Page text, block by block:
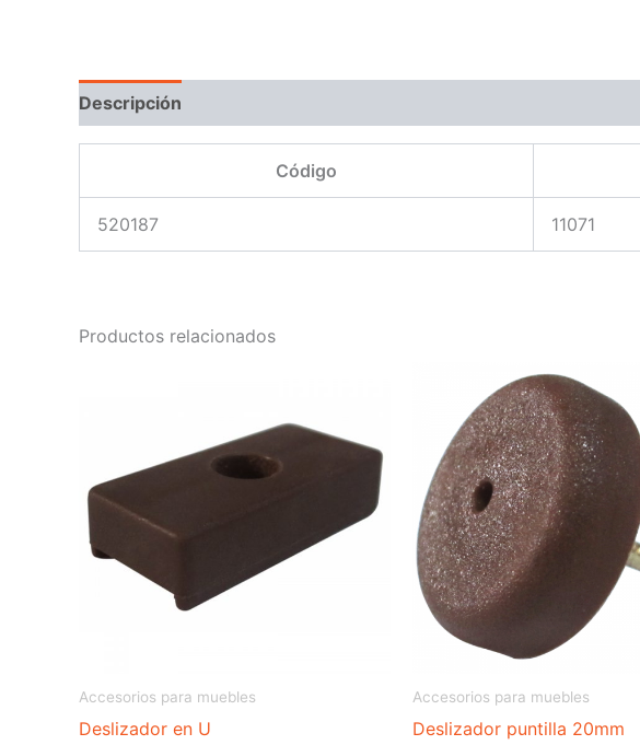
Descripción
Código
520187 11071
Productos relacionados
Accesorios para muebles
Deslizador en U
Accesorios para muebles
Deslizador puntilla 20mm